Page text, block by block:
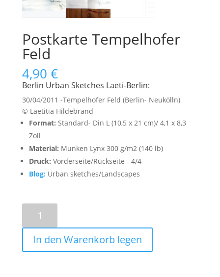
Postkarte Tempelhofer
Feld
4,90 €
Berlin Urban Sketches Laeti-Berlin:
30/04/2011 -Tempelhofer Feld (Berlin- Neukölln)
© Laetitia Hildebrand
Format: Standard- Din L (10,5 x 21 cm)/ 4,1 x 8,3
Zoll
Material: Munken Lynx 300 g/m2 (140 lb)
Druck: Vorderseite/Rückseite - 4/4
Blog: Urban sketches/Landscapes
Tempelhofer
Feld
MengeIn den Warenkorb legen